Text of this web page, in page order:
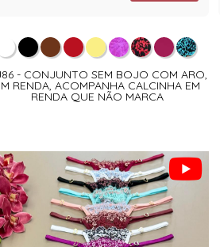
- CONJUNTO SEM BOJO COM ARO,
RENDA, ACOMPANHA CALCINHA EM
RENDA QUE NÃO MARCA